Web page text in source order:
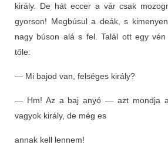
király. De hát eccer a vár csak
gyorson! Megbúsul a deák, s
nagy búson alá s fel. Talál ott egy
tőle:
— Mi bajod van, felséges király?
— Hm! Az a baj anyó — azt mondja
vagyok király, de még es
annak kell lennem!